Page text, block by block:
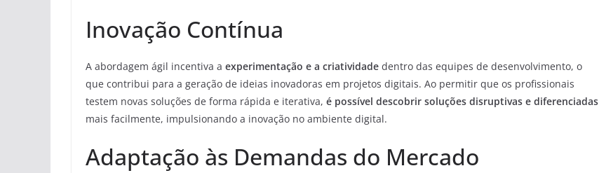
Inovação Contínua
A abordagem ágil incentiva a experimentação e a criatividade dentro das equipes de desenvolvimento, o
que contribui para a geração de ideias inovadoras em projetos digitais. Ao permitir que os profissionais
testem novas soluções de forma rápida e iterativa, é possível descobrir soluções disruptivas e diferenciadas
mais facilmente, impulsionando a inovação no ambiente digital.
Adaptação às Demandas do Mercado